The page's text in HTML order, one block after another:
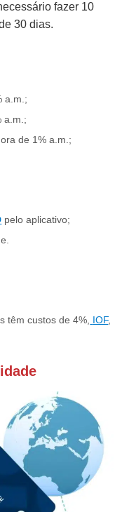
fazer 10
30 dias.
a.m.;
a.m.;
de 1% a.m.;
pelo aplicativo;
têm custos de 4%, IOF,